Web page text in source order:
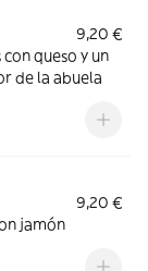
9,20 €
queso y un
de la abuela
9,20 €
jamón